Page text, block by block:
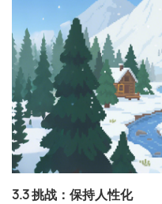
3.3 挑战：保持人性化